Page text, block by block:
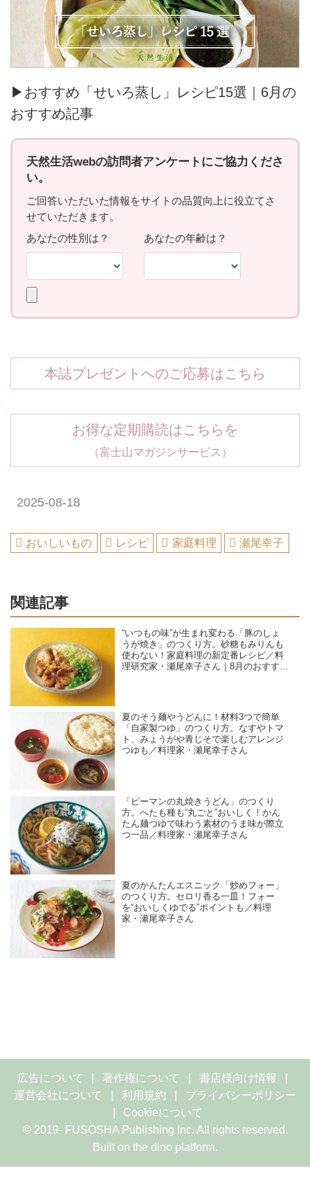
▶おすすめ「せいろ蒸し」レシピ15選｜6月の
おすすめ記事
本誌プレゼントへのご応募はこちら
お得な定期購読はこちらを
（富士山マガジンサービス）
2025-08-18
おいしいもの レシピ 家庭料理 瀬尾幸子
関連記事
“いつもの味”が生まれ変わる「豚のしょ
うが焼き」のつくり方。砂糖もみりんも
使わない！家庭料理の新定番レシピ／料
理研究家・瀬尾幸子さん｜8月のおすすめ
夏のそう麺やうどんに！材料3つで簡単
「自家製つゆ」のつくり方。なすやトマ
ト、みょうがや青じそで楽しむアレンジ
つゆも／料理家・瀬尾幸子さん
「ピーマンの丸焼きうどん」のつくり
方。へたも種も“丸ごと”おいしく！かん
たん麺つゆで味わう素材のうま味が際立
つ一品／料理家・瀬尾幸子さん
夏のかんたんエスニック「炒めフォー」
のつくり方。セロリ香る一皿！フォー
を“おいしくゆでる”ポイントも／料理
家・瀬尾幸子さん
広告について 著作権について
書店様向け情報
運営会社について
利用規約
プライバシーポリシー
Cookieについて
© 2019- FUSOSHA Publishing Inc. All rights reserved.
Built on the dino platform.